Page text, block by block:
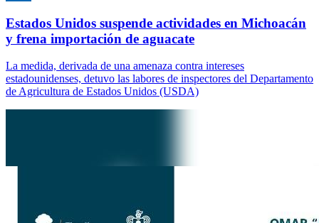
Estados Unidos suspende actividades en Michoacán
y frena importación de aguacate
La medida, derivada de una amenaza contra intereses
estadounidenses, detuvo las labores de inspectores del Departamento
de Agricultura de Estados Unidos (USDA)